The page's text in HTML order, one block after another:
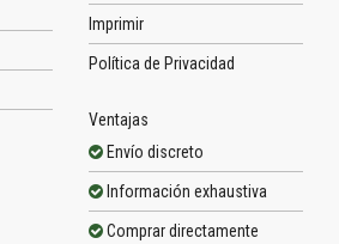
Imprimir
Política de Privacidad
Ventajas
Envío discreto
Información exhaustiva
Comprar directamente